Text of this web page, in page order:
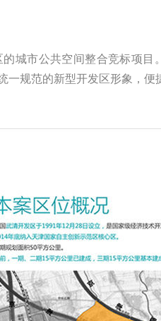
城市公共空间整合竞标项目
规范的新型开发区形象，便